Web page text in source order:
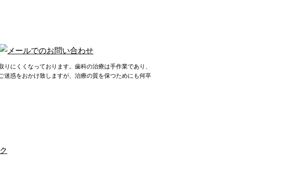
にくくなっております。歯科の治療は手作業であり、
迷惑をおかけ致しますが、治療の質を保つためにも何卒